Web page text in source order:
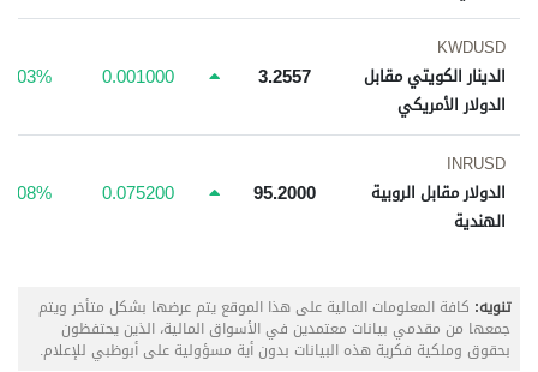
KWDUSD
الدينار الكويتي مقابل
الدولار الأمريكي
3.2557
0.001000
0.03%
INRUSD
الدولار مقابل الروبية
الهندية
95.2000
0.075200
0.08%
تنويه: كافة المعلومات المالية على هذا الموقع يتم عرضها بشكل متأخر ويتم
جمعها من مقدمي بيانات معتمدين في الأسواق المالية، الذين يحتفظون
بحقوق وملكية فكرية هذه البيانات بدون أية مسؤولية على أبوظبي للإعلام.